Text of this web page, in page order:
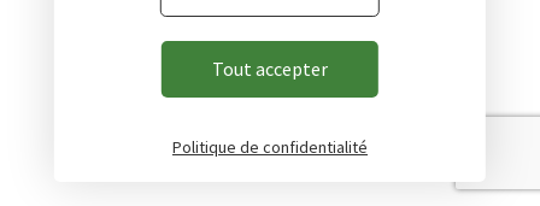
Tout accepter
Politique de confidentialité